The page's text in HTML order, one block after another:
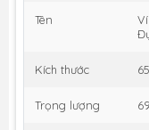
Tên
Kích thước
Trọng lượng